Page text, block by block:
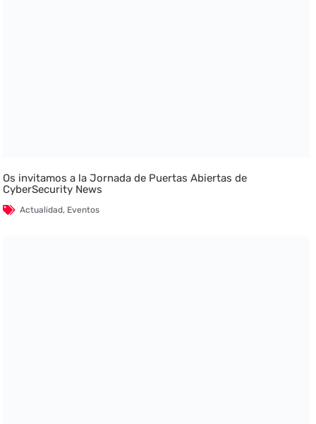
Os invitamos a la Jornada de Puertas Abiertas de
CyberSecurity News
Actualidad, Eventos